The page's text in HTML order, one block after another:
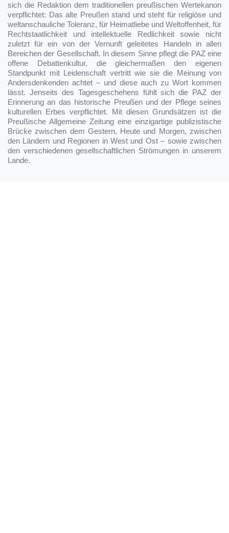
sich die Redaktion dem traditionellen preußischen Wertekanon
verpflichtet: Das alte Preußen stand und steht für religiöse und
weltanschauliche Toleranz, für Heimatliebe und Weltoffenheit, für
Rechtstaatlichkeit und intellektuelle Redlichkeit sowie nicht
zuletzt für ein von der Vernunft geleitetes Handeln in allen
Bereichen der Gesellschaft. In diesem Sinne pflegt die PAZ eine
offene Debattenkultur, die gleichermaßen den eigenen
Standpunkt mit Leidenschaft vertritt wie sie die Meinung von
Andersdenkenden achtet – und diese auch zu Wort kommen
lässt. Jenseits des Tagesgeschehens fühlt sich die PAZ der
Erinnerung an das historische Preußen und der Pflege seines
kulturellen Erbes verpflichtet. Mit diesen Grundsätzen ist die
Preußische Allgemeine Zeitung eine einzigartige publizistische
Brücke zwischen dem Gestern, Heute und Morgen, zwischen
den Ländern und Regionen in West und Ost – sowie zwischen
den verschiedenen gesellschaftlichen Strömungen in unserem
Lande.